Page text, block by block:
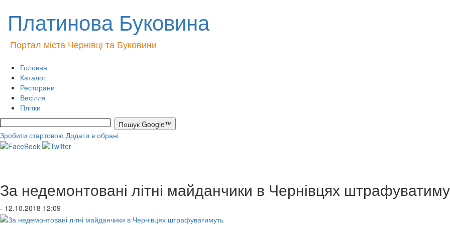
Платинова Буковина
Портал міста Чернівці та Буковини
Головна
Каталог
Ресторани
Весілля
Плітки
Зробити стартовою Додати в обрані
За недемонтовані літні майданчики в Чернівцях
- 12.10.2018 12:09